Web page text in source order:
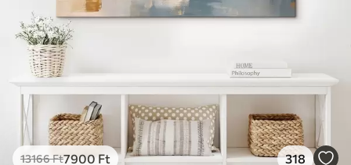
13166Ft7900 Ft 318